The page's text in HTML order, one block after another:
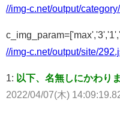
//img-c.net/output/
//img-c.net/output/site/
1: 以下、名無しにかわり
2022/04/07(木)